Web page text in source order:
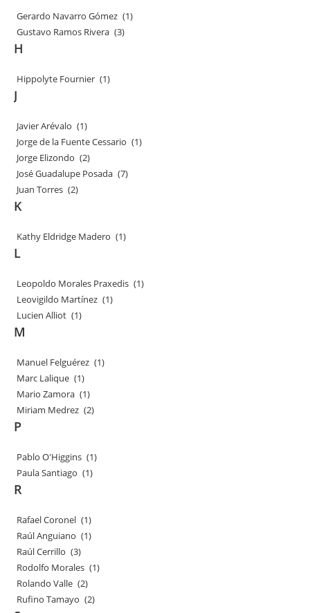
Gerardo Navarro Gómez (1)
Gustavo Ramos Rivera (3)
H
Hippolyte Fournier (1)
J
Javier Arévalo (1)
Jorge de la Fuente Cessario (1)
Jorge Elizondo (2)
José Guadalupe Posada (7)
Juan Torres (2)
K
Kathy Eldridge Madero (1)
L
Leopoldo Morales Praxedis (1)
Leovigildo Martínez (1)
Lucien Alliot (1)
M
Manuel Felguérez (1)
Marc Lalique (1)
Mario Zamora (1)
Miriam Medrez (2)
P
Pablo O'Higgins (1)
Paula Santiago (1)
R
Rafael Coronel (1)
Raúl Anguiano (1)
Raúl Cerrillo (3)
Rodolfo Morales (1)
Rolando Valle (2)
Rufino Tamayo (2)